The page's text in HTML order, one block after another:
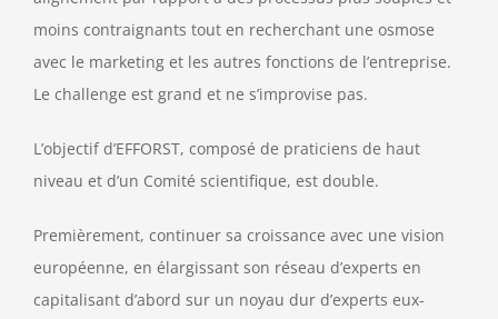
moins contraignants tout en recherchant une osmose
avec le marketing et les autres fonctions de l’entreprise.
Le challenge est grand et ne s’improvise pas.
L’objectif d’EFFORST, composé de praticiens de haut
niveau et d’un Comité scientifique, est double.
Premièrement, continuer sa croissance avec une vision
européenne, en élargissant son réseau d’experts en
capitalisant d’abord sur un noyau dur d’experts eux-